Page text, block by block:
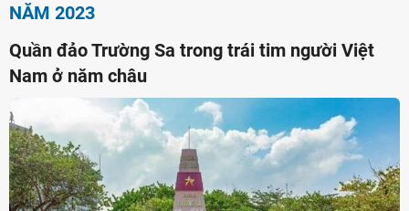
NĂM 2023
Quần đảo Trường Sa trong trái tim người Việt
Nam ở năm châu